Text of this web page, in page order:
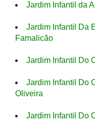
Jardim Infantil da
Jardim Infantil Da
Famalicão
Jardim Infantil Do
Jardim Infantil Do
Oliveira
Jardim Infantil Do